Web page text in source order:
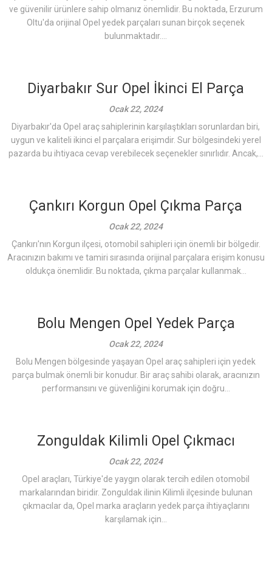
ve güvenilir ürünlere sahip olmanız önemlidir. Bu noktada, Erzurum
Oltu'da orijinal Opel yedek parçaları sunan birçok seçenek
bulunmaktadır....
Diyarbakır Sur Opel İkinci El Parça
Ocak 22, 2024
Diyarbakır'da Opel araç sahiplerinin karşılaştıkları sorunlardan biri,
uygun ve kaliteli ikinci el parçalara erişimdir. Sur bölgesindeki yerel
pazarda bu ihtiyaca cevap verebilecek seçenekler sınırlıdır. Ancak,...
Çankırı Korgun Opel Çıkma Parça
Ocak 22, 2024
Çankırı'nın Korgun ilçesi, otomobil sahipleri için önemli bir bölgedir.
Aracınızın bakımı ve tamiri sırasında orijinal parçalara erişim konusu
oldukça önemlidir. Bu noktada, çıkma parçalar kullanmak...
Bolu Mengen Opel Yedek Parça
Ocak 22, 2024
Bolu Mengen bölgesinde yaşayan Opel araç sahipleri için yedek
parça bulmak önemli bir konudur. Bir araç sahibi olarak, aracınızın
performansını ve güvenliğini korumak için doğru...
Zonguldak Kilimli Opel Çıkmacı
Ocak 22, 2024
Opel araçları, Türkiye'de yaygın olarak tercih edilen otomobil
markalarından biridir. Zonguldak ilinin Kilimli ilçesinde bulunan
çıkmacılar da, Opel marka araçların yedek parça ihtiyaçlarını
karşılamak için...